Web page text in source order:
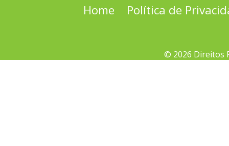
Home Política de
© 2026 Direitos